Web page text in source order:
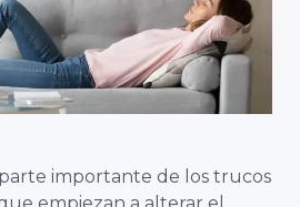
parte importante de los trucos